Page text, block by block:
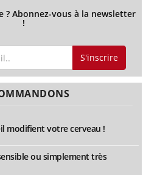
? Abonnez-vous à la newsletter
!
S'inscrire
modifient votre cerveau !
ou simplement très